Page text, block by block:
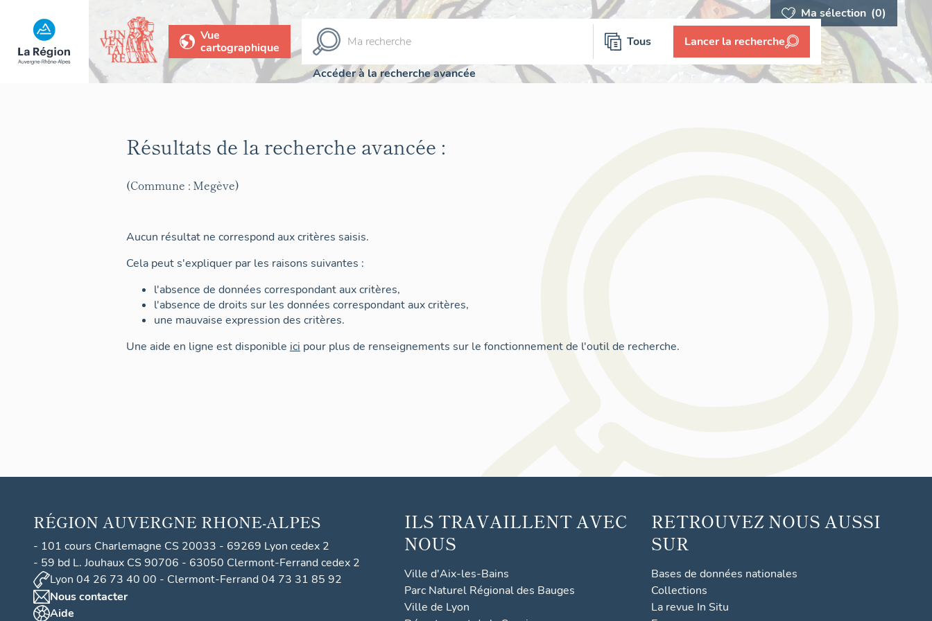
Ma sélection (0)
Vue
cartographique
Tous Lancer la recherche
Accéder à la recherche avancée
Résultats de la recherche avancée :
(Commune : Megève)
Aucun résultat ne correspond aux critères saisis.
Cela peut s'expliquer par les raisons suivantes :
l'absence de données correspondant aux critères,
l'absence de droits sur les données correspondant aux critères,
une mauvaise expression des critères.
Une aide en ligne est disponible ici pour plus de renseignements sur le fonctionnement de l'outil de recherche.
RÉGION AUVERGNE RHONE-ALPES
- 101 cours Charlemagne CS 20033 - 69269 Lyon cedex 2
- 59 bd L. Jouhaux CS 90706 - 63050 Clermont-Ferrand cedex 2
Lyon 04 26 73 40 00 - Clermont-Ferrand 04 73 31 85 92
Nous contacter
Aide
ILS TRAVAILLENT AVEC
NOUS
Ville d'Aix-les-Bains
Parc Naturel Régional des Bauges
Ville de Lyon
RETROUVEZ NOUS AUSSI
SUR
Bases de données nationales
Collections
La revue In Situ